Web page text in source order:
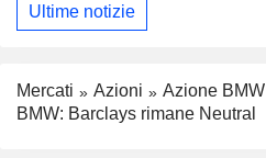
Ultime notizie
Mercati Azioni Azione BMW
BMW: Barclays rimane Neutral